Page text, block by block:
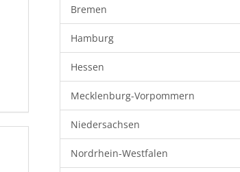
Bremen
Hamburg
Hessen
Mecklenburg-Vorpommern
Niedersachsen
Nordrhein-Westfalen